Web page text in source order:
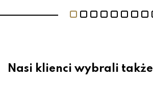
Nasi klienci wybrali także